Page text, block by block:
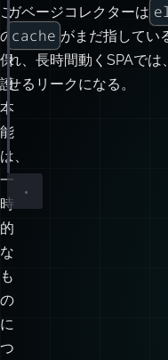
り
に
し
た。
こ
の
保
護
本
能
は、
一
時
的
function
}
ガベージコレクターは
cache
れ、長時間動くSPAでは
せるリークになる。